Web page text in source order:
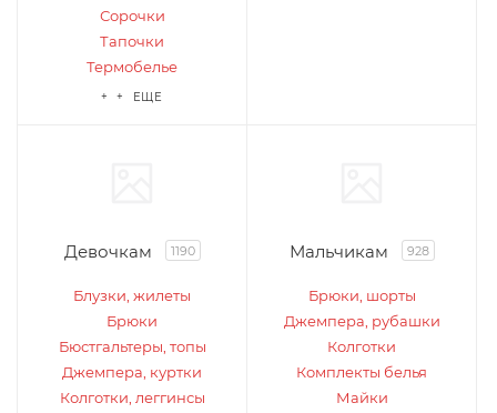
Сорочки
Тапочки
Термобелье
+ + ЕЩЕ
Девочкам 1190
Блузки, жилеты
Брюки
Бюстгальтеры, топы
Джемпера, куртки
Колготки, леггинсы
Мальчикам 928
Брюки, шорты
Джемпера, рубашки
Колготки
Комплекты белья
Майки